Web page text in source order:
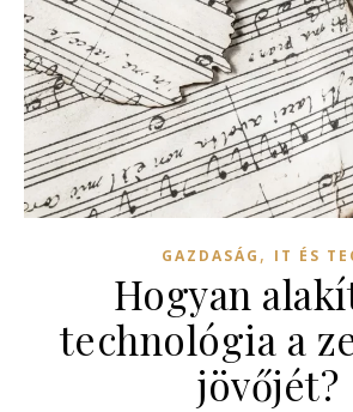
GAZDASÁG , IT ÉS
Hogyan
technológia a
jövőjét?